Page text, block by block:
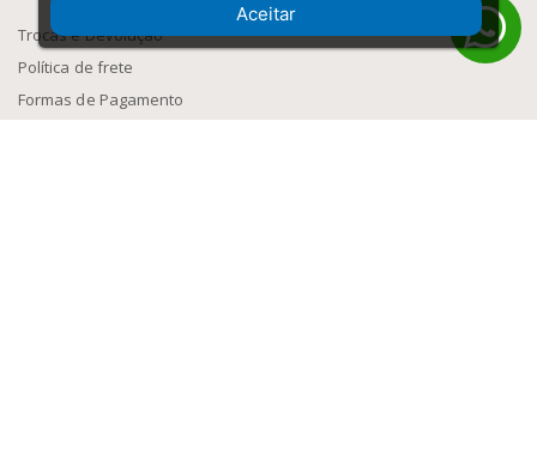
Trocas e Devolução
Política de frete
Formas de Pagamento
Aceitar